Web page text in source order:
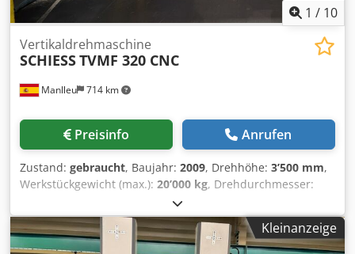
1 / 10
Manlleu 714 km
Vertikaldrehmaschine
SCHIESSTVMF 320 CNC
Preisinfo Anrufen
Zustand: gebraucht, Baujahr: 2009, Drehhöhe: 3’500 mm,
Werkstückgewicht (max.): 20’000 kg, Drehdurchmesser:
, Durchmesser der Planscheibe:
Werkstückdurchmesser (max.):3’300 mm,
VERTIKALDREHMASCHINE SCHIESS CNC FAGOR 8070 (C-
ACHSE + ANGETRIEBENES WERKZEUG) TECHNISCHE DATEN
Kleinanzeige